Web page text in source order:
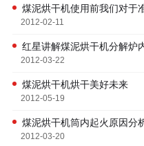
煤泥烘干机使用前我们对于
2012-02-11
红星讲解煤泥烘干机分解炉
2012-03-22
煤泥烘干机烘干美好未来
2012-05-19
煤泥烘干机筒内起火原因分
2012-03-20